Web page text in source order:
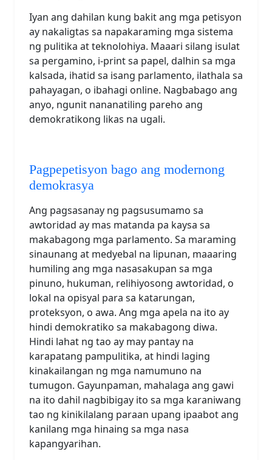
Iyan ang dahilan kung bakit ang mga petisyon
ay nakaligtas sa napakaraming mga sistema
ng pulitika at teknolohiya. Maaari silang isulat
sa pergamino, i-print sa papel, dalhin sa mga
kalsada, ihatid sa isang parlamento, ilathala sa
pahayagan, o ibahagi online. Nagbabago ang
anyo, ngunit nananatiling pareho ang
demokratikong likas na ugali.
Pagpepetisyon bago ang modernong
demokrasya
Ang pagsasanay ng pagsusumamo sa
awtoridad ay mas matanda pa kaysa sa
makabagong mga parlamento. Sa maraming
sinaunang at medyebal na lipunan, maaaring
humiling ang mga nasasakupan sa mga
pinuno, hukuman, relihiyosong awtoridad, o
lokal na opisyal para sa katarungan,
proteksyon, o awa. Ang mga apela na ito ay
hindi demokratiko sa makabagong diwa.
Hindi lahat ng tao ay may pantay na
karapatang pampulitika, at hindi laging
kinakailangan ng mga namumuno na
tumugon. Gayunpaman, mahalaga ang gawi
na ito dahil nagbibigay ito sa mga karaniwang
tao ng kinikilalang paraan upang ipaabot ang
kanilang mga hinaing sa mga nasa
kapangyarihan.